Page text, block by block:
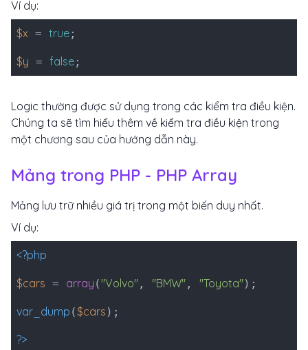
Ví dụ:
$x = true;
$y = false;
Logic thường được sử dụng trong các kiểm tra điều kiện.
Chúng ta sẽ tìm hiểu thêm về kiểm tra điều kiện trong
một chương sau của hướng dẫn này.
Mảng trong PHP - PHP Array
Mảng lưu trữ nhiều giá trị trong một biến duy nhất.
Ví dụ:
<?php
$cars = array ("Volvo" , "BMW" , "Toyota");
var_dump ($cars );
?>